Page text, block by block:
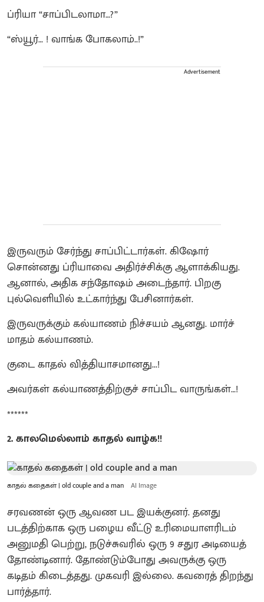
ப்ரியா “சாப்பிடலாமா…?”
“ஸ்யூர்… ! வாங்க போகலாம்..!”
Advertisement
இருவரும் சேர்ந்து சாப்பிட்டார்கள். கிஷோர்
சொன்னது ப்ரியாவை அதிர்ச்சிக்கு ஆளாக்கியது.
ஆனால், அதிக சந்தோஷம் அடைந்தார். பிறகு
புல்வெளியில் உட்கார்ந்து பேசினார்கள்.
இருவருக்கும் கல்யாணம் நிச்சயம் ஆனது. மார்ச்
மாதம் கல்யாணம்.
குடை காதல் வித்தியாசமானது...!
அவர்கள் கல்யாணத்திற்குச் சாப்பிட வாருங்கள்…!
******
2. காலமெல்லாம் காதல் வாழ்க!!
காதல் கதைகள் | old couple and a man AI Image
சரவணன் ஒரு ஆவண பட இயக்குனர். தனது
படத்திற்காக ஒரு பழைய வீட்டு உரிமையாளரிடம்
அனுமதி பெற்று, நடுச்சுவரில் ஒரு 9 சதுர அடியைத்
தோண்டினார். தோண்டும்போது அவருக்கு ஒரு
கடிதம் கிடைத்தது. முகவரி இல்லை. கவரைத் திறந்து
பார்த்தார்.